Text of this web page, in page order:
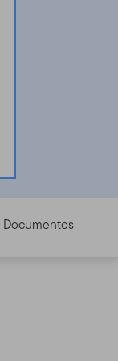
Documentos